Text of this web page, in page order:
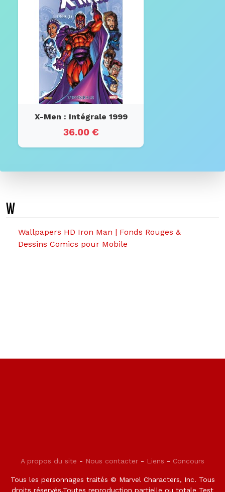
X-Men : Intégrale 1999
36.00 €
W
Wallpapers HD Iron Man | Fonds Rouges &
Dessins Comics pour Mobile
A propos du site - Nous contacter - Liens - Concours
Tous les personnages traités © Marvel Characters, Inc. Tous
droits réservés.Toutes reproduction partielle ou totale Test